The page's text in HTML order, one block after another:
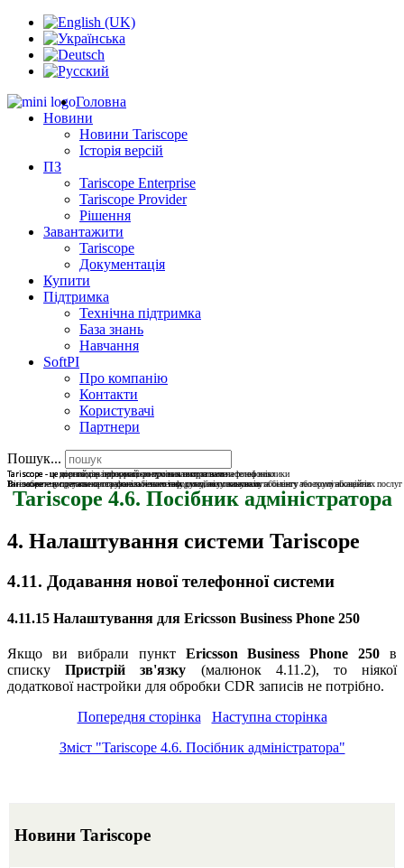
Головна
Новини
Новини Tariscope
Історія версій
ПЗ
Tariscope Enterprise
Tariscope Provider
Рішення
Завантажити
Tariscope
Документація
Купити
Підтримка
Технічна підтримка
База знань
Навчання
SoftPI
Про компанію
Контакти
Користувачі
Партнери
Пошук...
Tariscope - це міст поміж інформацією про виклики та вами
Tariscope - це потужне програмне забезпечення для обліку викликів та білінгу телекомунікаційних послуг
Tariscope - це дорога для прозорого розуміння витрат на телефонні виклики
Він забезпечує детальною та узагальненою інформацією по кожному абоненту або групі абонентів
Tariscope - це повний гарантований контроль за витратами на телефонію
Ви зможете витрачати на телефонію тільки таку суму, яку планували
Tariscope 4.6. Посібник адміністратора
4. Налаштування системи Tariscope
4.11. Додавання нової телефонної системи
4.11.15 Налаштування для Ericsson Business Phone 250
Якщо ви вибрали пункт Ericsson Business Phone 250
в
списку
Пристрій зв'язку
(малюнок 4.11.2), то ніякої
додаткової настройки для обробки CDR записів не потрібно.
Попередня сторінка
Наступна сторінка
Зміст "Tariscope 4.6. Посібник адміністратора"
Новини Tariscope